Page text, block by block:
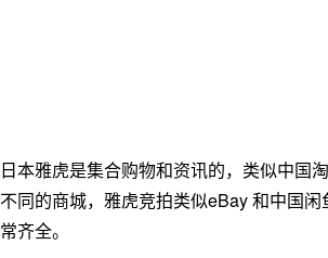
日本雅虎是集合购物和资讯的，类似中国
不同的商城，雅虎竞拍类似eBay 和中国
常齐全。